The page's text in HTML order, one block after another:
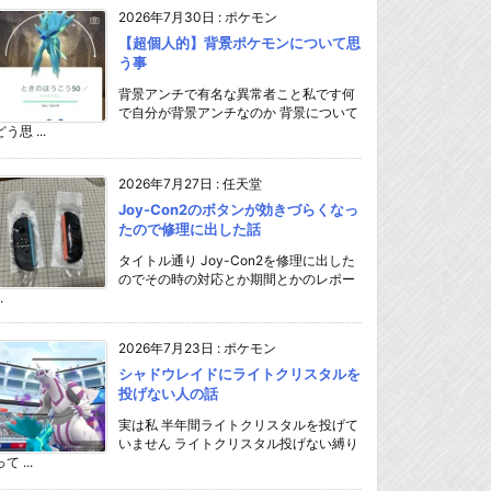
2026年7月30日 : ポケモン
【超個人的】背景ポケモンについて思
う事
背景アンチで有名な異常者こと私です何
で自分が背景アンチなのか 背景について
う思 ...
2026年7月27日 : 任天堂
Joy-Con2のボタンが効きづらくなっ
たので修理に出した話
タイトル通り Joy-Con2を修理に出した
のでその時の対応とか期間とかのレポー
2026年7月23日 : ポケモン
シャドウレイドにライトクリスタルを
投げない人の話
実は私 半年間ライトクリスタルを投げて
いません ライトクリスタル投げない縛り
て ...